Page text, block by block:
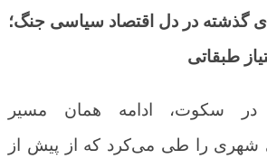
گذشته در دل اقتصاد سیاسی جنگ؛
طبقاتی
در سکوت، ادامه همان مسیر
شهری را طی می‌کرد که از پیش از